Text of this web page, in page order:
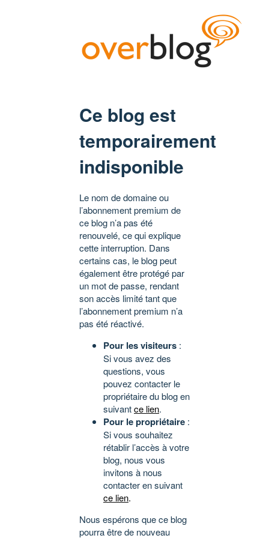
Ce blog est
temporairement
indisponible
Le nom de domaine ou
l’abonnement premium de
ce blog n’a pas été
renouvelé, ce qui explique
cette interruption. Dans
certains cas, le blog peut
également être protégé par
un mot de passe, rendant
son accès limité tant que
l’abonnement premium n’a
pas été réactivé.
Pour les visiteurs :
Si vous avez des
questions, vous
pouvez contacter le
propriétaire du blog en
suivantce lien.
Pour le propriétaire :
Si vous souhaitez
rétablir l’accès à votre
blog, nous vous
invitons à nous
contacter en suivant
ce lien.
Nous espérons que ce blog
pourra être de nouveau